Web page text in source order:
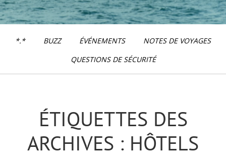
*.* BUZZ ÉVÉNEMENTS
NOTES DE VOYAGES
QUESTIONS DE SÉCURITÉ
ÉTIQUETTES DES
ARCHIVES : HÔTELS